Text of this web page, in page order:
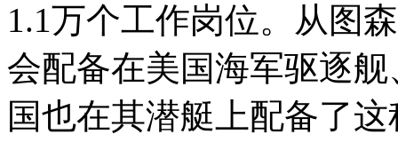
1.1万个工作岗位。从图
会配备在美国海军驱逐
国也在其潜艇上配备了